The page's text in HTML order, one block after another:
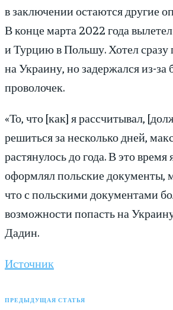
в заключении остаются другие
В конце марта 2022 года
и Турцию в Польшу. Хотел сразу
на Украину, но задержался из-
проволочек.
«То, что [как] я рассчитывал,
решиться за несколько дней,
растянулось до года. В это время
оформлял польские документы,
что с польскими документами
возможности попасть на
Дадин.
Источник
ПРЕДЫДУЩАЯ СТАТЬЯ